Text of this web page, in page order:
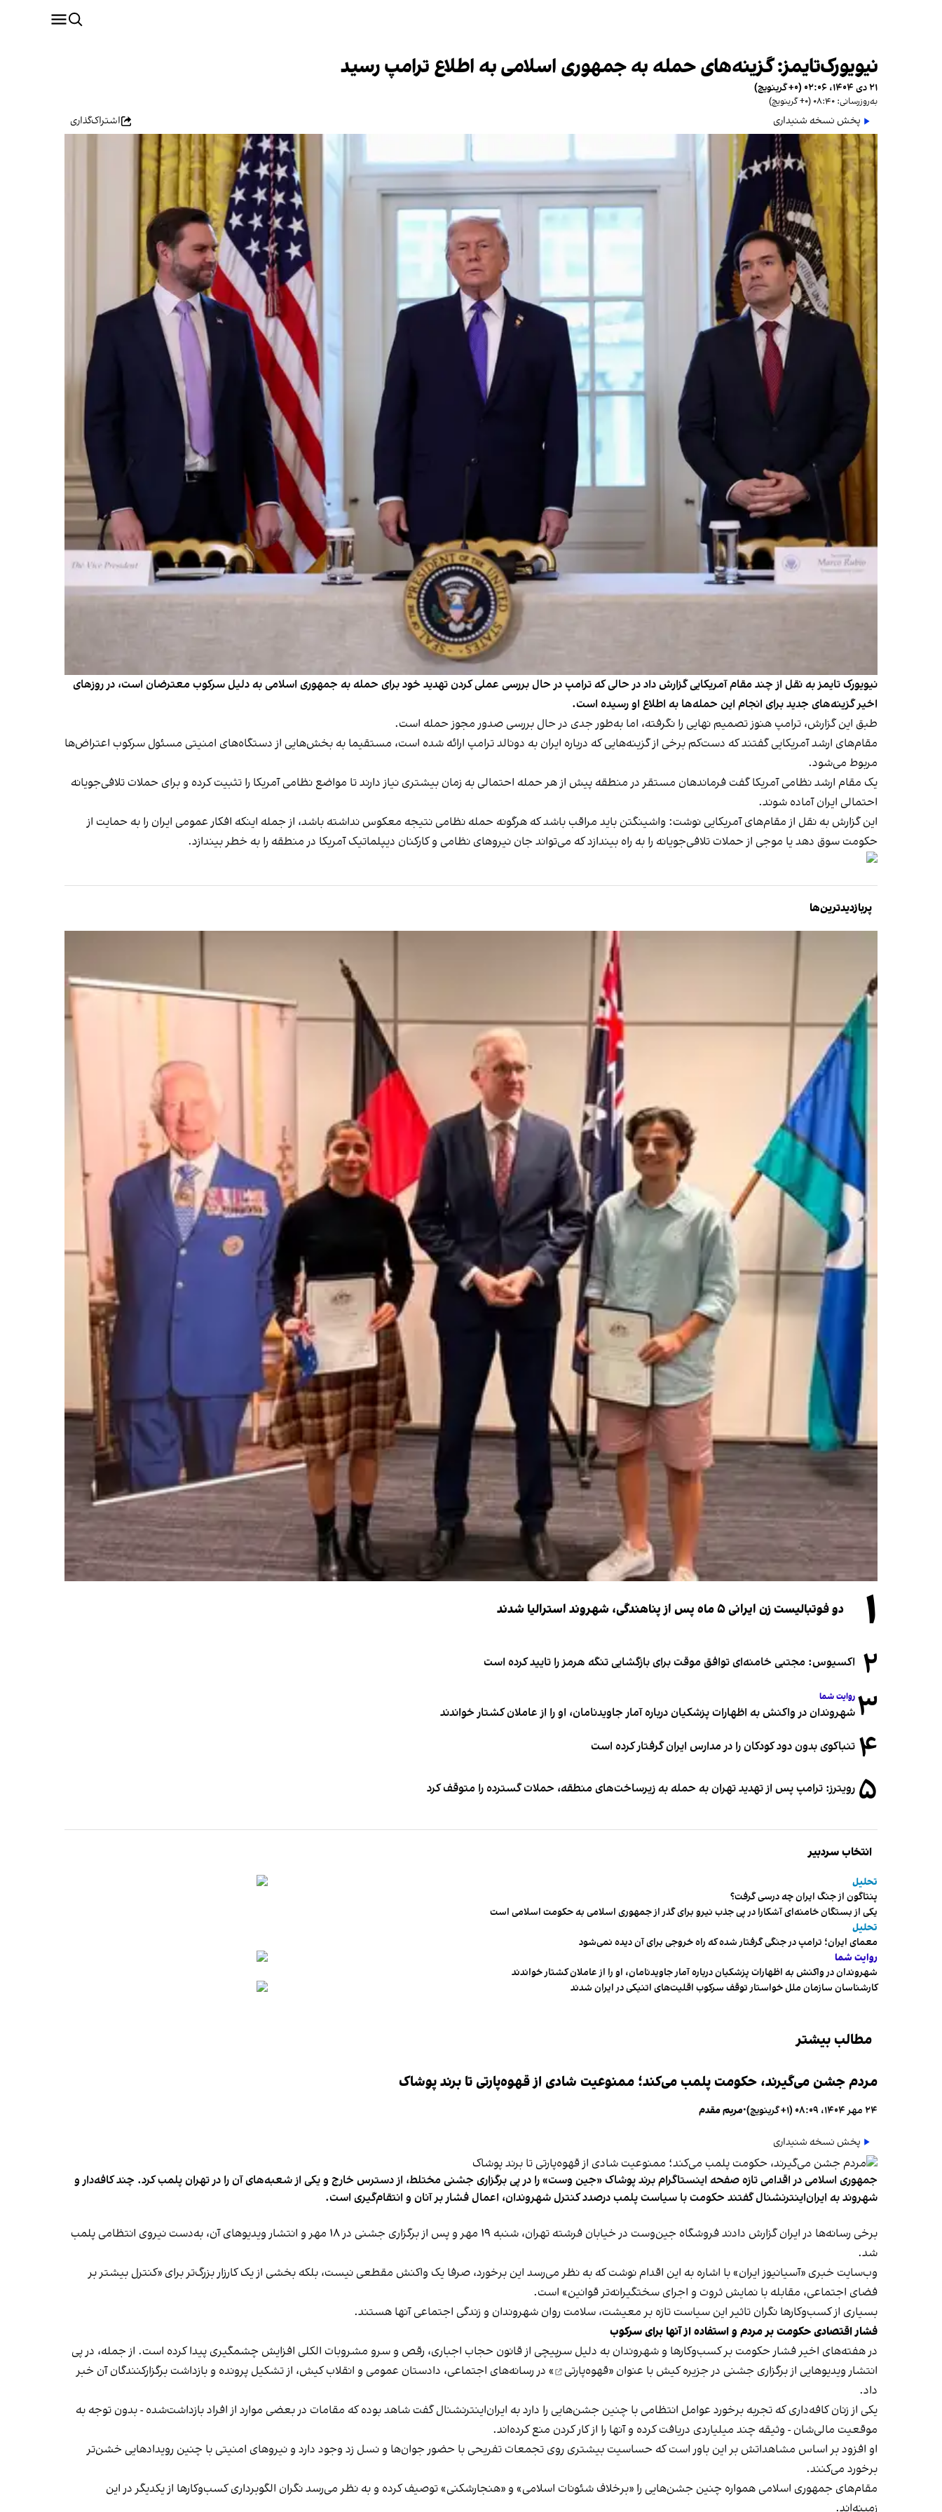
نیویورک‌تایمز: گزینه‌های حمله به جمهوری اسلامی به اطلاع ترامپ رسید
۲۱ دی ۱۴۰۴، ۰۲:۰۶ (‎+۰ گرینویچ)
به‌روزرسانی: ۰۸:۴۰ (‎+۰ گرینویچ)
پخش نسخه شنیداری اشتراک‌گذاری
نیویورک تایمز به نقل از چند مقام آمریکایی گزارش داد در حالی که ترامپ در حال بررسی عملی کردن تهدید خود برای حمله به جمهوری اسلامی به دلیل سرکوب معترضان است، در روزهای
اخیر گزینه‌های جدید برای انجام این حمله‌ها به اطلاع او رسیده است.
طبق این گزارش، ترامپ هنوز تصمیم نهایی را نگرفته، اما به‌طور جدی در حال بررسی صدور مجوز حمله است.
مقام‌های ارشد آمریکایی گفتند که دست‌کم برخی از گزینه‌هایی که درباره ایران به دونالد ترامپ ارائه شده است، مستقیما به بخش‌هایی از دستگاه‌های امنیتی مسئول سرکوب اعتراض‌ها
مربوط می‌شود.
یک مقام ارشد نظامی آمریکا گفت فرماندهان مستقر در منطقه پیش از هر حمله احتمالی به زمان بیشتری نیاز دارند تا مواضع نظامی آمریکا را تثبیت کرده و برای حملات تلافی‌جویانه
احتمالی ایران آماده شوند.
این گزارش به نقل از مقام‌های آمریکایی نوشت: واشینگتن باید مراقب باشد که هرگونه حمله نظامی نتیجه معکوس نداشته باشد، از جمله اینکه افکار عمومی ایران را به حمایت از
حکومت سوق دهد یا موجی از حملات تلافی‌جویانه را به راه بیندازد که می‌تواند جان نیروهای نظامی و کارکنان دیپلماتیک آمریکا در منطقه را به خطر بیندازد.
پربازدیدترین‌ها
۱ دو فوتبالیست زن ایرانی ۵ ماه پس از پناهندگی، شهروند استرالیا شدند
۲ اکسیوس: مجتبی خامنه‌ای توافق موقت برای بازگشایی تنگه هرمز را تایید کرده است
۳ روایت شما
شهروندان در واکنش به اظهارات پزشکیان درباره آمار جاویدنامان، او را از عاملان کشتار خواندند
۴ تنباکوی بدون دود کودکان را در مدارس ایران گرفتار کرده است
۵ رویترز: ترامپ پس از تهدید تهران به حمله به زیرساخت‌های منطقه، حملات گسترده را متوقف کرد
انتخاب سردبیر
تحلیل
پنتاگون از جنگ ایران چه درسی گرفت؟
یکی از بستگان خامنه‌ای آشکارا در پی جذب نیرو برای گذر از جمهوری اسلامی به حکومت اسلامی است
تحلیل
معمای ایران؛ ترامپ در جنگی گرفتار شده که راه خروجی برای آن دیده نمی‌شود
روایت شما
شهروندان در واکنش به اظهارات پزشکیان درباره آمار جاویدنامان، او را از عاملان کشتار خواندند
کارشناسان سازمان ملل خواستار توقف سرکوب اقلیت‌های اتنیکی در ایران شدند
مطالب بیشتر
مردم جشن می‌گیرند، حکومت پلمب می‌کند؛ ممنوعیت شادی از قهوه‌پارتی تا برند پوشاک
۲۴ مهر ۱۴۰۴، ۰۸:۰۹ (‎+۱ گرینویچ) •مریم مقدم
پخش نسخه شنیداری
جمهوری اسلامی در اقدامی تازه صفحه اینستاگرام برند پوشاک «جین وست» را در پی برگزاری جشنی مختلط، از دسترس خارج و یکی از شعبه‌های آن را در تهران پلمب کرد. چند کافه‌‌دار و
شهروند به ایران‌اینترنشنال گفتند حکومت با سیاست پلمب درصدد کنترل شهروندان، اعمال فشار بر آنان و انتقام‌گیری است.
برخی رسانه‌ها در ایران گزارش دادند فروشگاه جین‌وست در خیابان فرشته تهران، شنبه ۱۹ مهر و پس از برگزاری جشنی در ۱۸ مهر و انتشار ویدیوهای آن، به‌دست نیروی انتظامی پلمب
شد.
وب‌سایت خبری «آسیانیوز ایران» با اشاره به این اقدام نوشت که به نظر می‌رسد این برخورد، صرفا یک واکنش مقطعی نیست، بلکه بخشی از یک کارزار بزرگ‌تر برای «کنترل بیشتر بر
فضای اجتماعی، مقابله با نمایش ثروت و اجرای سختگیرانه‌تر قوانین» است.
بسیاری از کسب‌وکارها نگران تاثیر این سیاست‌ تازه بر معیشت، سلامت روان شهروندان و زندگی اجتماعی آنها هستند.
فشار اقتصادی حکومت بر مردم و استفاده از آنها برای سرکوب
در هفته‌های اخیر فشار حکومت بر کسب‌وکارها و شهروندان به دلیل سرپیچی از قانون حجاب اجباری، رقص و سرو مشروبات الکلی افزایش چشمگیری پیدا کرده است. از جمله، در پی
انتشار ویدیوهایی از برگزاری جشنی در جزیره کیش با عنوان «قهوه‌پارتی
» در رسانه‌های اجتماعی، دادستان عمومی و انقلاب کیش، از تشکیل پرونده و بازداشت برگزارکنندگان آن خبر
داد.
یکی از زنان کافه‌داری که تجربه برخورد عوامل انتظامی با چنین جشن‌هایی را دارد به ایران‌اینترنشنال گفت شاهد بوده که مقامات در بعضی موارد از افراد بازداشت‌‌شده - بدون توجه به
موقعیت مالی‌شان - وثیقه چند میلیاردی دریافت کرده و آنها را از کار کردن منع کرده‌اند.
او افزود بر اساس مشاهداتش بر این باور است که حساسیت بیشتری روی تجمعات تفریحی با حضور جوان‌ها و نسل زد وجود دارد و نیروهای امنیتی با چنین رویدادهایی خشن‌تر
برخورد می‌کنند.
مقام‌های جمهوری اسلامی همواره چنین جشن‌هایی را «برخلاف شئونات اسلامی» و «هنجارشکنی» توصیف کرده و به نظر می‌رسد نگران الگوبرداری کسب‌وکارها از یکدیگر در این
زمینه‌اند.